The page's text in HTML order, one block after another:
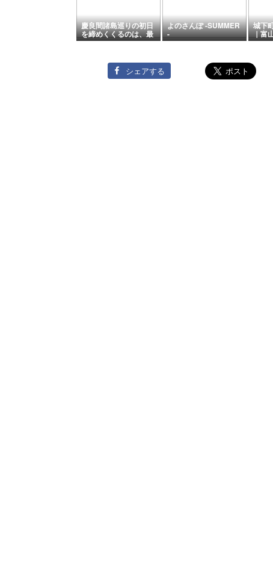
慶良間諸島巡りの初日
を締めくくるのは、最
高のケラマブルーのビ
【午後の古座間味ビー
チとホテルから眺める
よのさんぽ -SUMMER
-
城下
｜富
風景
シェアする